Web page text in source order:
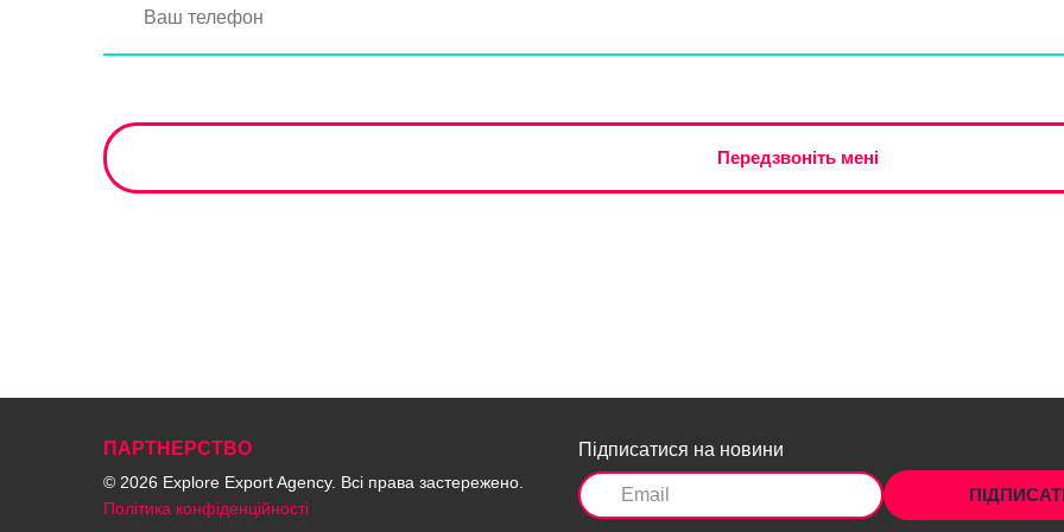
Передзвоніть мені
ПАРТНЕРСТВО
© 2026 Explore Export Agency. Всі права застережено.
Політика конфіденційності
Підписатися на новини